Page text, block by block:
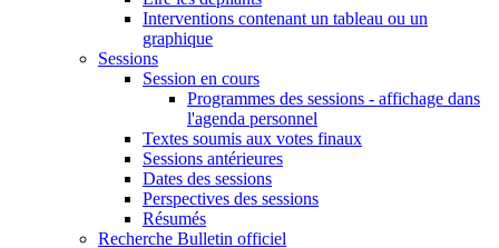
Interventions contenant un tableau ou un
graphique
Sessions
Session en cours
Programmes des sessions - affichage dans
l'agenda personnel
Textes soumis aux votes finaux
Sessions antérieures
Dates des sessions
Perspectives des sessions
Résumés
Recherche Bulletin officiel